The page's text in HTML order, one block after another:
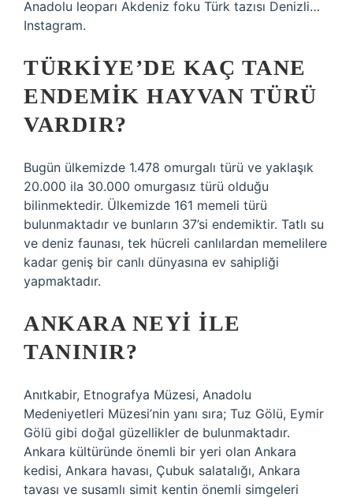
Anadolu leoparı Akdeniz foku Türk tazısı Denizli…
Instagram.
TÜRKIYE’DE KAÇ TANE
ENDEMIK HAYVAN TÜRÜ
VARDIR?
Bugün ülkemizde 1.478 omurgalı türü ve yaklaşık
20.000 ila 30.000 omurgasız türü olduğu
bilinmektedir. Ülkemizde 161 memeli türü
bulunmaktadır ve bunların 37’si endemiktir. Tatlı su
ve deniz faunası, tek hücreli canlılardan memelilere
kadar geniş bir canlı dünyasına ev sahipliği
yapmaktadır.
ANKARA NEYI ILE
TANINIR?
Anıtkabir, Etnografya Müzesi, Anadolu
Medeniyetleri Müzesi’nin yanı sıra; Tuz Gölü, Eymir
Gölü gibi doğal güzellikler de bulunmaktadır.
Ankara kültüründe önemli bir yeri olan Ankara
kedisi, Ankara havası, Çubuk salatalığı, Ankara
tavası ve susamlı simit kentin önemli simgeleri